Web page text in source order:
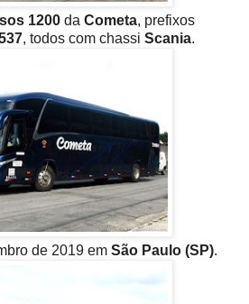
1200 da Cometa, prefixos
, todos com chassi Scania.
de 2019 em São Paulo (SP).